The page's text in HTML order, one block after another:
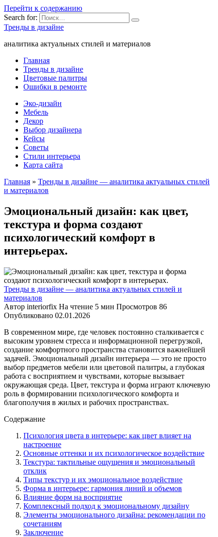
Перейти к содержанию
Search for:
Тренды в дизайне
аналитика актуальных стилей и материалов
Главная
Тренды в дизайне
Цветовые палитры
Ошибки в ремонте
Эко-дизайн
Мебель
Декор
Выбор дизайнера
Кейсы
Советы
Стили интерьера
Карта сайта
Главная » Тренды в дизайне — аналитика актуальных стилей
и материалов
Эмоциональный дизайн: как цвет,
текстура и форма создают
психологический комфорт в
интерьерах.
Тренды в дизайне — аналитика актуальных стилей и
материалов
Автор interiorfix На чтение 5 мин Просмотров 86
Опубликовано 02.01.2026
В современном мире, где человек постоянно сталкивается с
высоким уровнем стресса и информационной перегрузкой,
создание комфортного пространства становится важнейшей
задачей. Эмоциональный дизайн интерьера — это не просто
выбор предметов мебели или цветовой палитры, а глубокая
работа с восприятием и чувствами, которые вызывает
окружающая среда. Цвет, текстура и форма играют ключевую
роль в формировании психологического комфорта и
благополучия в жилых и рабочих пространствах.
Содержание
Психология цвета в интерьере: как цвет влияет на
настроение
Основные оттенки и их психологическое воздействие
Текстура: тактильные ощущения и эмоциональный
отклик
Типы текстур и их эмоциональное воздействие
Форма в интерьере: гармония линий и объемов
Влияние форм на восприятие
Комплексный подход к эмоциональному дизайну
Элементы эмоционального дизайна: рекомендации по
сочетаниям
Заключение